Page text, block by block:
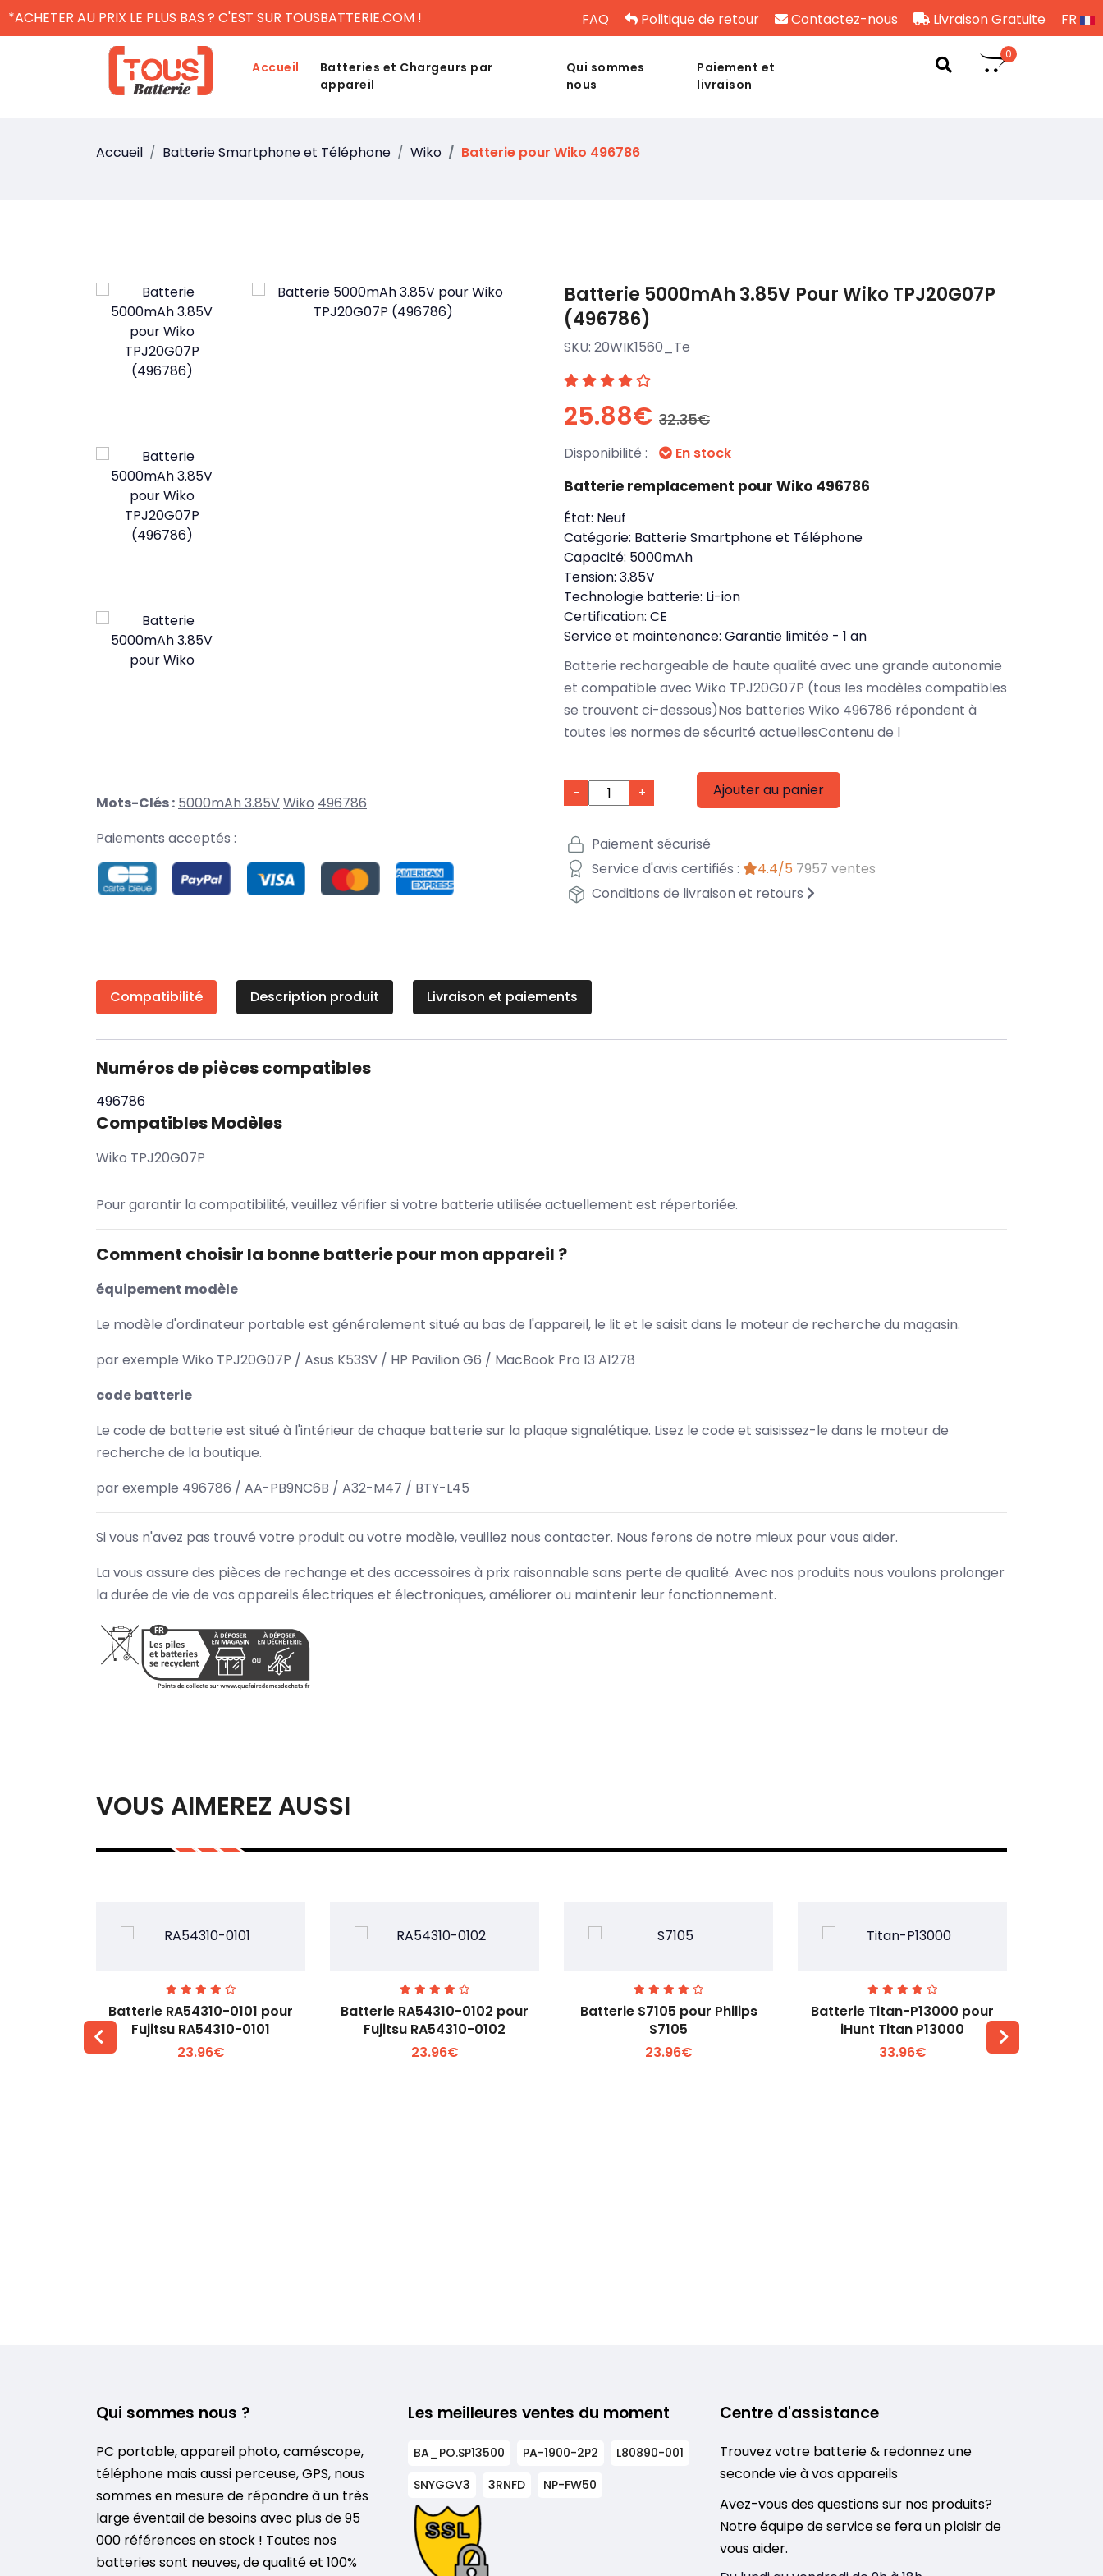
*ACHETER AU PRIX LE PLUS BAS ? C'EST SUR TOUSBATTERIE.COM ! FAQ Politique de retour Contactez-nous Livraison Gratuite FR
Accueil
Batteries et Chargeurs par
appareil
Qui sommes
nous
Paiement et
livraison
0
Accueil Batterie Smartphone et Téléphone Wiko Batterie pour Wiko 496786
Mots-Clés : 5000mAh 3.85VWiko 496786
Paiements acceptés :
Batterie 5000mAh 3.85V Pour Wiko TPJ20G07P
(496786)
SKU: 20WIK1560_Te
25.88€ 32.35€
Disponibilité : En stock
Batterie remplacement pour Wiko 496786
État: Neuf
Catégorie: Batterie Smartphone et Téléphone
Capacité: 5000mAh
Tension: 3.85V
Technologie batterie: Li-ion
Certification: CE
Service et maintenance: Garantie limitée - 1 an
Batterie rechargeable de haute qualité avec une grande autonomie
et compatible avec Wiko TPJ20G07P (tous les modèles compatibles
se trouvent ci-dessous)Nos batteries Wiko 496786 répondent à
toutes les normes de sécurité actuellesContenu de l
- + Ajouter au panier
Paiement sécurisé
Service d'avis certifiés :
4.4/5 7957 ventes
Conditions de livraison et retours
Compatibilité Description produit Livraison et paiements
Numéros de pièces compatibles
496786
Compatibles Modèles
Wiko TPJ20G07P
Pour garantir la compatibilité, veuillez vérifier si votre batterie utilisée actuellement est répertoriée.
Comment choisir la bonne batterie pour mon appareil ?
équipement modèle
Le modèle d'ordinateur portable est généralement situé au bas de l'appareil, le lit et le saisit dans le moteur de recherche du magasin.
par exemple Wiko TPJ20G07P / Asus K53SV / HP Pavilion G6 / MacBook Pro 13 A1278
code batterie
Le code de batterie est situé à l'intérieur de chaque batterie sur la plaque signalétique. Lisez le code et saisissez-le dans le moteur de
recherche de la boutique.
par exemple 496786 / AA-PB9NC6B / A32-M47 / BTY-L45
Si vous n'avez pas trouvé votre produit ou votre modèle, veuillez nous contacter. Nous ferons de notre mieux pour vous aider.
La vous assure des pièces de rechange et des accessoires à prix raisonnable sans perte de qualité. Avec nos produits nous voulons prolonger
la durée de vie de vos appareils électriques et électroniques, améliorer ou maintenir leur fonctionnement.
VOUS AIMEREZ AUSSI
Voir plus +
Batterie RA54310-0101 pour
Fujitsu RA54310-0101
23.96€
Voir plus +
Batterie RA54310-0102 pour
Fujitsu RA54310-0102
23.96€
Voir plus +
Batterie S7105 pour Philips
S7105
23.96€
Voir plus +
Batterie Titan-P13000 pour
iHunt Titan P13000
33.96€
Qui sommes nous ?
PC portable, appareil photo, caméscope,
téléphone mais aussi perceuse, GPS, nous
sommes en mesure de répondre à un très
large éventail de besoins avec plus de 95
000 références en stock ! Toutes nos
batteries sont neuves, de qualité et 100%
Les meilleures ventes du moment
BA_PO.SP13500 PA-1900-2P2
L80890-001
SNYGGV3
3RNFD NP-FW50
Centre d'assistance
Trouvez votre batterie & redonnez une
seconde vie à vos appareils
Avez-vous des questions sur nos produits?
Notre équipe de service se fera un plaisir de
vous aider.